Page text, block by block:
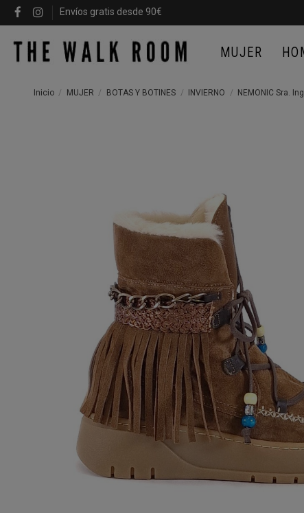
Envíos gratis desde 90€
MUJER
Inicio MUJER BOTAS Y BOTINES INVIERNO NEMONIC Sra.